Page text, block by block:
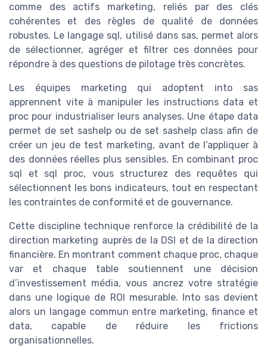
comme des actifs marketing, reliés par des clés
cohérentes et des règles de qualité de données
robustes. Le langage sql, utilisé dans sas, permet alors
de sélectionner, agréger et filtrer ces données pour
répondre à des questions de pilotage très concrètes.
Les équipes marketing qui adoptent into sas
apprennent vite à manipuler les instructions data et
proc pour industrialiser leurs analyses. Une étape data
permet de set sashelp ou de set sashelp class afin de
créer un jeu de test marketing, avant de l’appliquer à
des données réelles plus sensibles. En combinant proc
sql et sql proc, vous structurez des requêtes qui
sélectionnent les bons indicateurs, tout en respectant
les contraintes de conformité et de gouvernance.
Cette discipline technique renforce la crédibilité de la
direction marketing auprès de la DSI et de la direction
financière. En montrant comment chaque proc, chaque
var et chaque table soutiennent une décision
d’investissement média, vous ancrez votre stratégie
dans une logique de ROI mesurable. Into sas devient
alors un langage commun entre marketing, finance et
data, capable de réduire les frictions
organisationnelles.